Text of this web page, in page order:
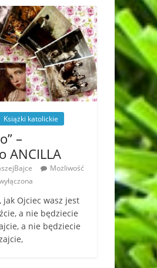
Książki katolickie
–
ANCILLA
Możliwość
jak Ojciec wasz jest
a nie będziecie
a nie będziecie